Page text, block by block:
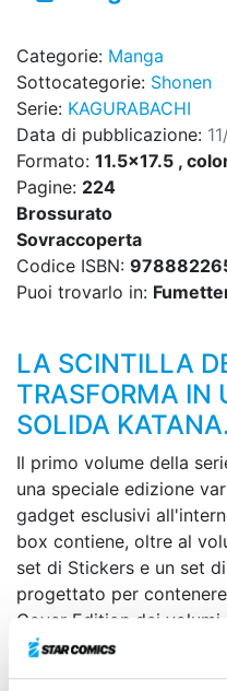
Categorie: Manga
Sottocategorie: Shonen
Serie: KAGURABACHI
Data di pubblicazione:
Formato: 11.5x17.5 ,
Pagine: 224
Brossurato
Sovraccoperta
Codice ISBN:
Puoi trovarlo in:
LA SCINTILLA
TRASFORMA IN
SOLIDA KATANA.
Il primo volume della
una speciale edizione
gadget esclusivi
box contiene, oltre al
set di Stickers e un set
progettato per
Cover Edition dei volumi